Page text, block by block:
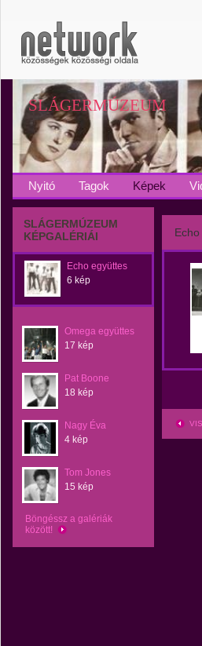
SLÁGERMÚZEUM
Nyitó Tagok Képek
SLÁGERMÚZEUM
KÉPGALÉRIÁI
Echo együttes
6 kép
Omega együttes
17 kép
Pat Boone
18 kép
Nagy Éva
4 kép
Tom Jones
15 kép
Böngéssz a galériák
között!